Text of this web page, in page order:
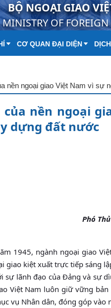
BỘ NGOẠI GIAO
MINISTRY OF FOREIGN
CƠ QUAN ĐẠI DIỆN
nền ngoại
dựng đất nước
Phó
1945, ngành ngoại giao
giao kiệt xuất trực tiếp sáng
lãnh đạo của Đảng và sự
Việt Nam luôn giữ vững
vụ Nhân dân, đóng góp